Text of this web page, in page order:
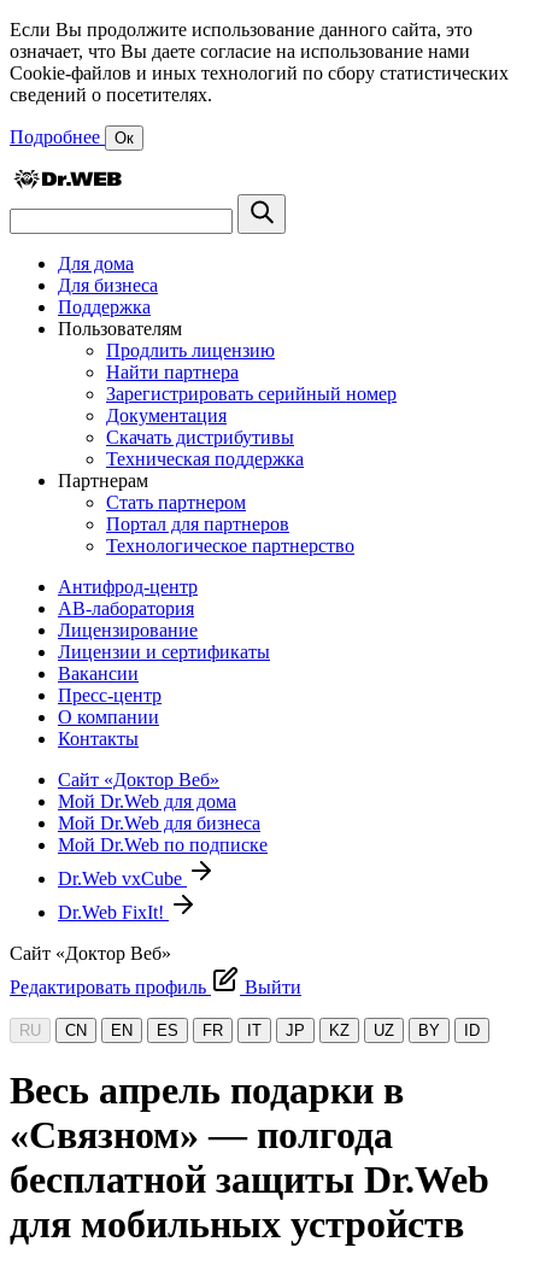
Если Вы продолжите использование данного сайта, это
означает, что Вы даете согласие на использование нами
Cookie-файлов и иных технологий по сбору статистических
сведений о посетителях.
Подробнее Ок
Для дома
Для бизнеса
Поддержка
Пользователям
Продлить лицензию
Найти партнера
Зарегистрировать серийный номер
Документация
Скачать дистрибутивы
Техническая поддержка
Партнерам
Стать партнером
Портал для партнеров
Технологическое партнерство
Антифрод-центр
АВ-лаборатория
Лицензирование
Лицензии и сертификаты
Вакансии
Пресс-центр
О компании
Контакты
Сайт «Доктор Веб»
Мой Dr.Web для дома
Мой Dr.Web для бизнеса
Мой Dr.Web по подписке
Dr.Web vxCube
Dr.Web FixIt!
Сайт «Доктор Веб»
Редактировать профиль
Выйти
RU CN EN ES FR IT JP KZ UZ BY ID
Весь апрель подарки в
«Связном» — полгода
бесплатной защиты Dr.Web
для мобильных устройств